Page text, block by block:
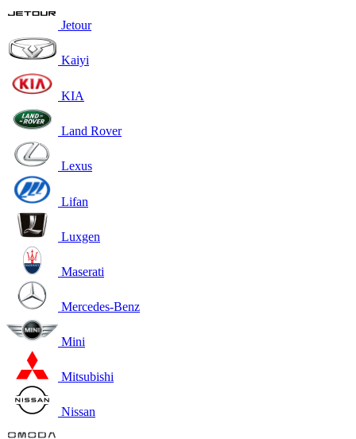
Jetour
Kaiyi
KIA
Land Rover
Lexus
Lifan
Luxgen
Maserati
Mercedes-Benz
Mini
Mitsubishi
Nissan